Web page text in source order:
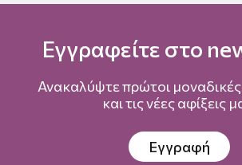
Εγγραφείτε στο
Ανακαλύψτε πρώτοι
και τις νέες αφίξεις
Εγγραφή